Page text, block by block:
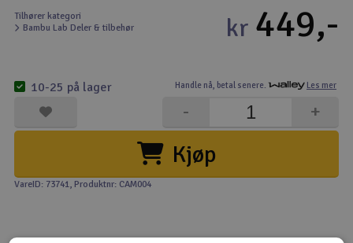
Fly
Helikopter
Kamerautstyr
Modellbygging, LEGO & byggesett
Modelljernbane
Motor & tilbehør
Tilhører kategori
Bambu Lab Deler & tilbehør
Handle nå, betal senere. Les mer
kr 449,-
Kjøp
+
-
10-25 på lager
VareID: 73741, Produktnr: CAM004